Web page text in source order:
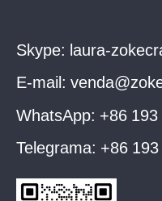
Skype: laura-
E-mail:
WhatsApp: +86
Telegrama: +86